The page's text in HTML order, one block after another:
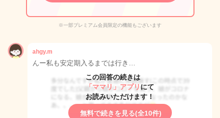
※一部プレミアム会員限定の機能もございます
ahgy.m
んー私も安定期入るまでは行き…
この回答の続きは
「ママリ」アプリ にて
お読みいただけます！
無料で続きを見る(全10件)